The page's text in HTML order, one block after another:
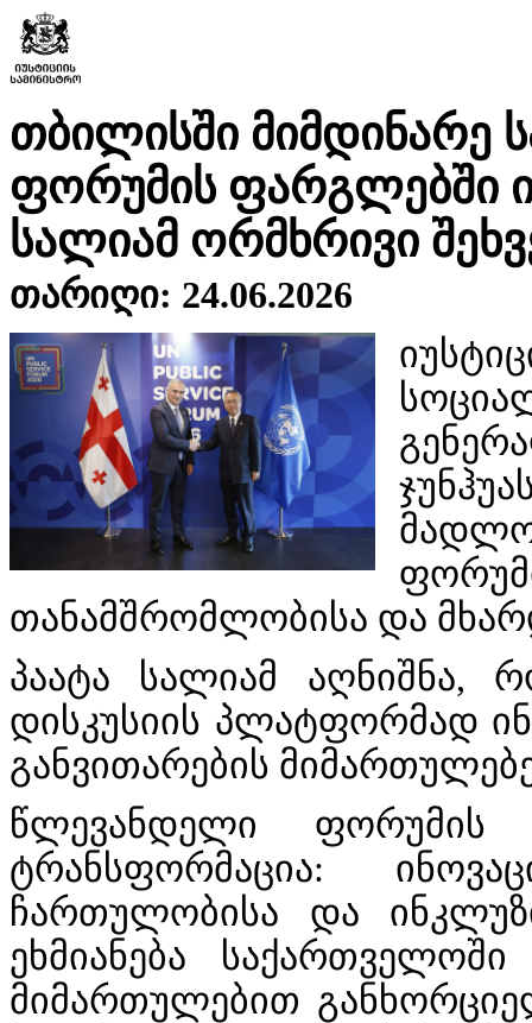
თბილისში მიმდინარე
ფორუმის ფარგლებში
სალიამ ორმხრივი
თარიღი: 24.06.2026
თანამშრომლობისა და
პაატა სალიამ აღნიშნა,
დისკუსიის პლატფორმად
განვითარების
წლევანდელი ფორუმის
ტრანსფორმაცია:
ჩართულობისა და
ეხმიანება
მიმართულებით